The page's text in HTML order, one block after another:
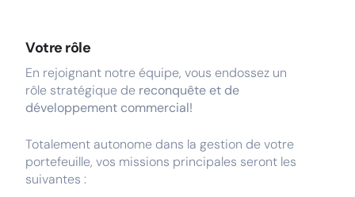
Votre rôle
En rejoignant notre équipe, vous endossez un
rôle stratégique de reconquête et de
développement commercial!
Totalement autonome dans la gestion de votre
portefeuille, vos missions principales seront les
suivantes :